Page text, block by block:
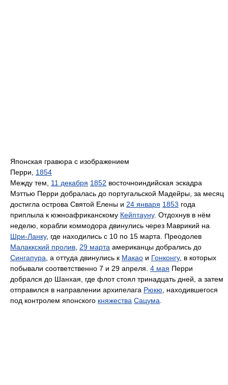
Японская гравюра с изображением
Перри, 1854
Между тем, 11 декабря 1852 восточноиндийская эскадра
Мэттью Перри добралась до португальской Мадейры, за месяц
достигла острова Святой Елены и 24 января 1853 года
приплыла к южноафриканскому Кейптауну. Отдохнув в нём
неделю, корабли коммодора двинулись через Маврикий на
Шри-Ланку, где находились с 10 по 15 марта. Преодолев
Малаккский пролив 29 марта американцы добрались до
Сингапура , а оттуда двинулись к Макао и Гонконгу, в которых
побывали соответственно 7 и 29 апреля. 4 мая Перри
добрался до Шанхая, где флот стоял тринадцать дней, а затем
отправился в направлении архипелага Рюкю , находившегося
под контролем японского княжества Сацума